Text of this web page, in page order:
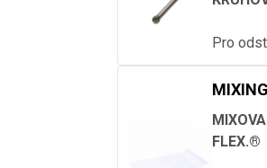
Pro
FLEX.®